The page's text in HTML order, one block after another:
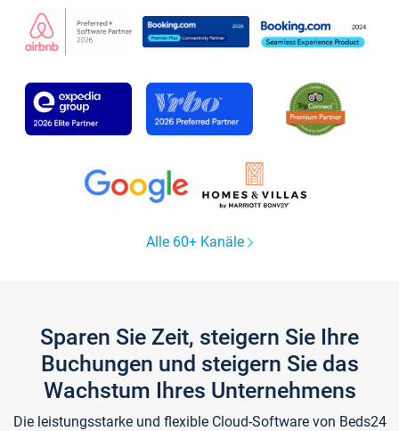
Alle 60+ Kanäle
Sparen Sie Zeit, steigern Sie Ihre
Buchungen und steigern Sie das
Wachstum Ihres Unternehmens
Die leistungsstarke und flexible Cloud-Software von Beds24